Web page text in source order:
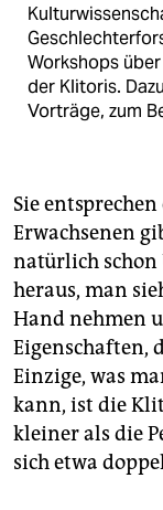
Workshops
der Klitoris.
Vorträge, zum
Sie
Erwachsenen
natürlich schon
heraus, man
Hand nehmen
Eigenschaften,
Einzige, was
kann, ist die
kleiner als die
sich etwa